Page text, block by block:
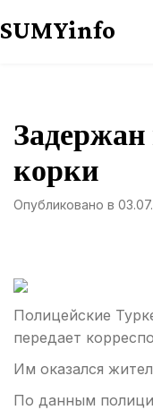
к
SUMYinfo
Задержан
корки
Опубликовано в
Полицейские
передает
Им оказался
По данным